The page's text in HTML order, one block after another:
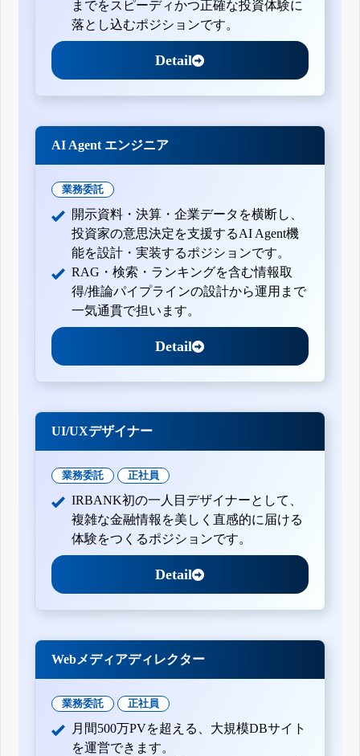
までをスピーディかつ正確な投資体験に
落とし込むポジションです。
Detail
AI Agent エンジニア
業務委託
開示資料・決算・企業データを横断し、
投資家の意思決定を支援するAI Agent機
能を設計・実装するポジションです。
RAG・検索・ランキングを含む情報取
得/推論パイプラインの設計から運用まで
一気通貫で担います。
Detail
UI/UXデザイナー
業務委託 正社員
IRBANK初の一人目デザイナーとして、
複雑な金融情報を美しく直感的に届ける
体験をつくるポジションです。
Detail
Webメディアディレクター
業務委託 正社員
月間500万PVを超える、大規模DBサイト
を運営できます。